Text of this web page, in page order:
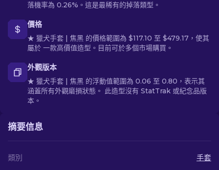
落機率為 0.26%。這是最稀有的掉落類型。
價格
★ 獵犬手套 | 焦黑 的價格範圍為 $117.10 至 $479.17，使其
屬於 一款高價值造型。目前可於多個市場購買。
外觀版本
★ 獵犬手套 | 焦黑 的浮動值範圍為 0.06 至 0.80，表示其
涵蓋所有外觀磨損狀態。 此造型沒有 StatTrak 或紀念品版
本。
摘要信息
類別
手套